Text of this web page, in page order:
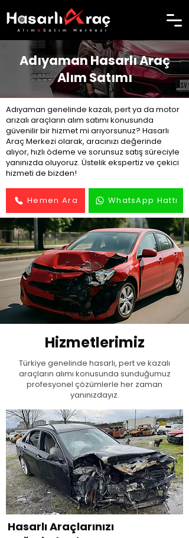
Adıyaman Hasarlı Araç
Alım Satımı
Adıyaman genelinde kazalı, pert ya da motor
arızalı araçların alım satımı konusunda
güvenilir bir hizmet mi arıyorsunuz? Hasarlı
Araç Merkezi olarak, aracınızı değerinde
alıyor, hızlı ödeme ve sorunsuz satış süreciyle
yanınızda oluyoruz. Üstelik ekspertiz ve çekici
hizmeti de bizden!
Hemen Ara WhatsApp Hattı
Hizmetlerimiz
Türkiye genelinde hasarlı, pert ve kazalı
araçların alımı konusunda sunduğumuz
profesyonel çözümlerle her zaman
yanınızdayız.
Hasarlı Araçlarınızı